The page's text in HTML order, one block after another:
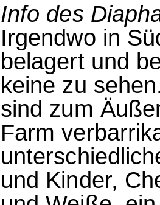
Info des
Irgendwo in
belagert und
keine zu
sind zum
Farm
und Kinder,